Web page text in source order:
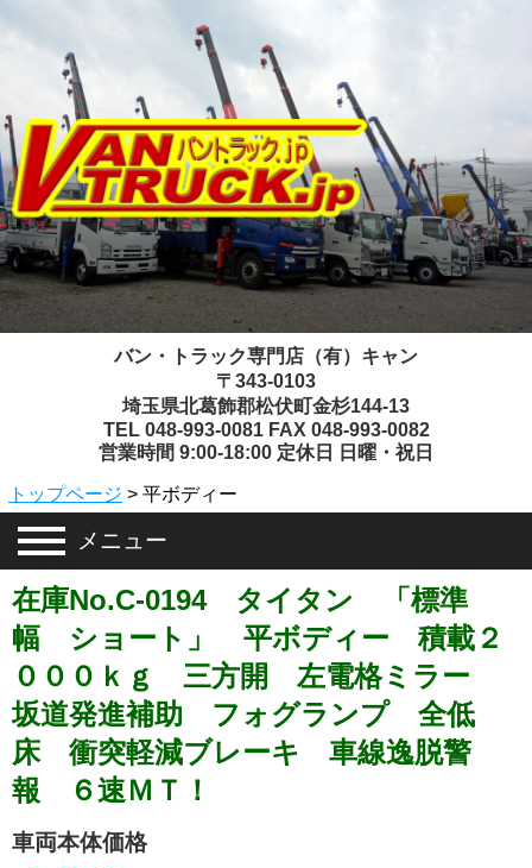
バン・トラック専門店（有）キャン
〒343-0103
埼玉県北葛飾郡松伏町金杉144-13
TEL 048-993-0081 FAX 048-993-0082
営業時間 9:00-18:00 定休日 日曜・祝日
トップページ > 平ボディー
メニュー
在庫No.C-0194 タイタン 「標準
幅 ショート」 平ボディー 積載２
０００ｋｇ 三方開 左電格ミラー
坂道発進補助 フォグランプ 全低
床 衝突軽減ブレーキ 車線逸脱警
報 ６速ＭＴ！
車両本体価格